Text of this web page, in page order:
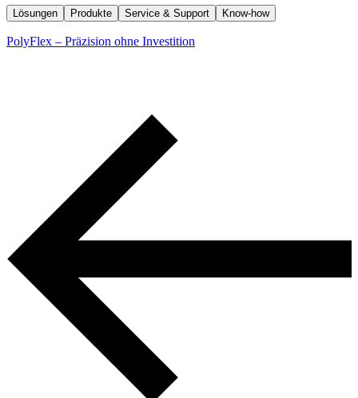
Lösungen Produkte Service & Support Know-how
PolyFlex – Präzision ohne Investition